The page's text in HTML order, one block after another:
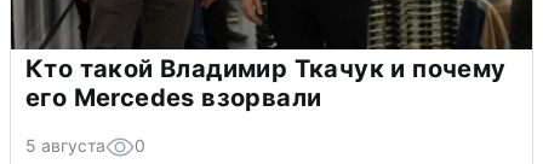
Кто такой Владимир Ткачук и почему
его Mercedes взорвали
5 августа 0